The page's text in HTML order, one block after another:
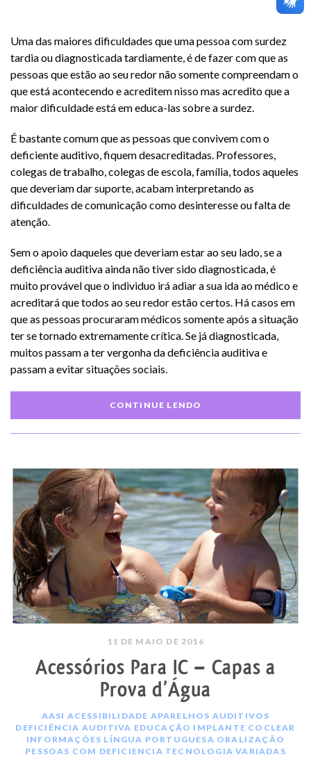
Uma das maiores dificuldades que uma pessoa com surdez
tardia ou diagnosticada tardiamente, é de fazer com que as
pessoas que estão ao seu redor não somente compreendam o
que está acontecendo e acreditem nisso mas acredito que a
maior dificuldade está em educa-las sobre a surdez.
É bastante comum que as pessoas que convivem com o
deficiente auditivo, fiquem desacreditadas. Professores,
colegas de trabalho, colegas de escola, família, todos aqueles
que deveriam dar suporte, acabam interpretando as
dificuldades de comunicação como desinteresse ou falta de
atenção.
Sem o apoio daqueles que deveriam estar ao seu lado, se a
deficiência auditiva ainda não tiver sido diagnosticada, é
muito provável que o individuo irá adiar a sua ida ao médico e
acreditará que todos ao seu redor estão certos. Há casos em
que as pessoas procuraram médicos somente após a situação
ter se tornado extremamente crítica. Se já diagnosticada,
muitos passam a ter vergonha da deficiência auditiva e
passam a evitar situações sociais.
CONTINUE LENDO
11 DE MAIO DE 2016
Acessórios Para IC – Capas a
Prova d’Água
AASI ACESSIBILIDADE APARELHOS AUDITIVOS
DEFICIÊNCIA AUDITIVA EDUCAÇÃO IMPLANTE COCLEAR
INFORMAÇÕES LÍNGUA PORTUGUESA ORALIZAÇÃO
PESSOAS COM DEFICIENCIA TECNOLOGIA VARIADAS